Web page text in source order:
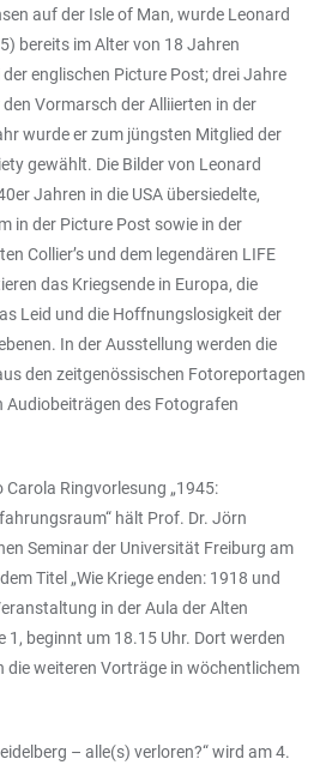
auf der Isle of Man, wurde Leonard
bereits im Alter von 18 Jahren
englischen Picture Post; drei Jahre
Vormarsch der Alliierten in der
wurde er zum jüngsten Mitglied der
gewählt. Die Bilder von Leonard
Jahren in die USA übersiedelte,
in der Picture Post sowie in der
Collier’s und dem legendären LIFE
das Kriegsende in Europa, die
Leid und die Hoffnungslosigkeit der
In der Ausstellung werden die
den zeitgenössischen Fotoreportagen
Audiobeiträgen des Fotografen
Ringvorlesung „1945:
hält Prof. Dr. Jörn
Seminar der Universität Freiburg am
Titel „Wie Kriege enden: 1918 und
in der Aula der Alten
1, beginnt um 18.15 Uhr. Dort werden
die weiteren Vorträge in wöchentlichem
– alle(s) verloren?“ wird am 4.